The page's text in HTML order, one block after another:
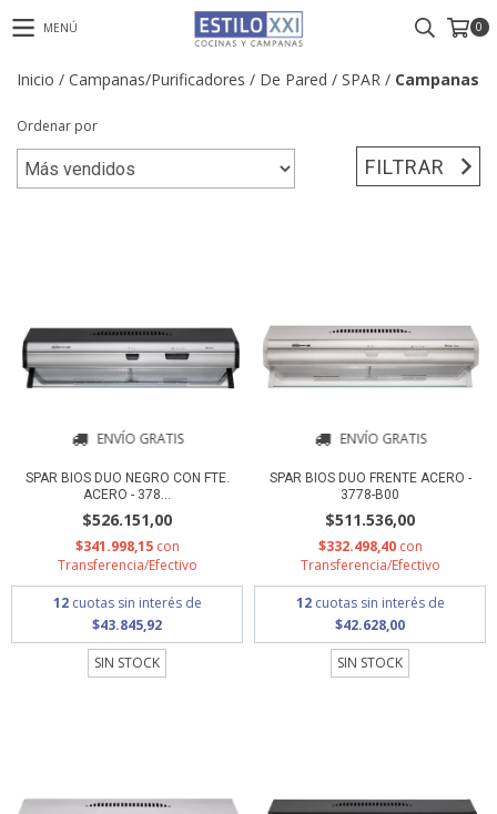
MENÚ 0
Inicio / Campanas/Purificadores / De Pared / SPAR / Campanas
Ordenar por
FILTRAR
ENVÍO GRATIS
SPAR BIOS DUO NEGRO CON FTE.
ACERO - 378...
$526.151,00
$341.998,15 con
Transferencia/Efectivo
12 cuotas sin interés de
$43.845,92
SIN STOCK
ENVÍO GRATIS
SPAR BIOS DUO FRENTE ACERO -
3778-B00
$511.536,00
$332.498,40 con
Transferencia/Efectivo
12 cuotas sin interés de
$42.628,00
SIN STOCK